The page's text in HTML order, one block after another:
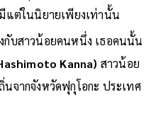
มีแต่ในนิยายเพียงเท่านั้น
กับสาวน้อยคนหนึ่ง เธอคนนั้น
Kanna) สาวน้อย
จากจังหวัดฟุกุโอกะ ประเทศ